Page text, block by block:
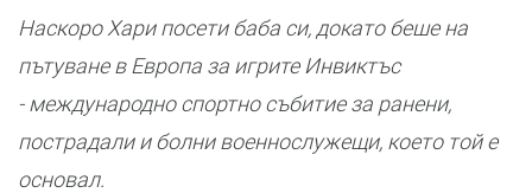
Наскоро Хари посети баба си, докато беше на
пътуване в Европа за игрите Инвиктъс
- международно спортно събитие за ранени,
пострадали и болни военнослужещи, което той е
основал.